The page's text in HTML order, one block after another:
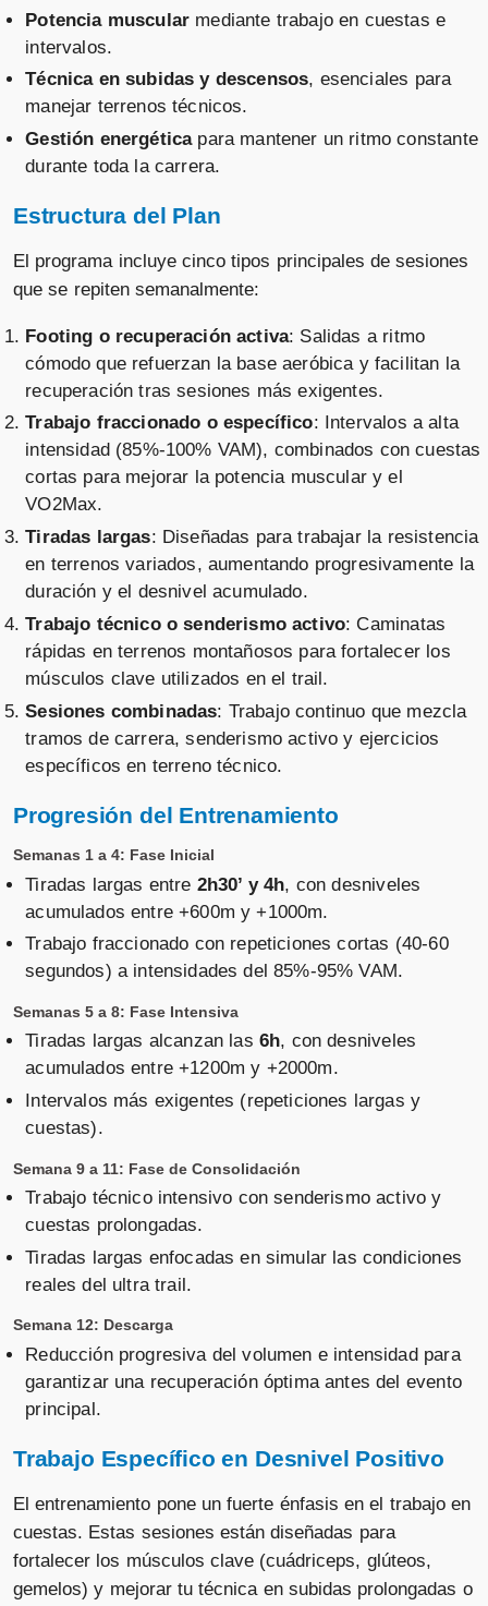
Potencia muscular mediante trabajo en cuestas e
intervalos.
Técnica en subidas y descensos, esenciales para
manejar terrenos técnicos.
Gestión energéticapara mantener un ritmo constante
durante toda la carrera.
Estructura del Plan
El programa incluye cinco tipos principales de sesiones
que se repiten semanalmente:
Footing o recuperación activa: Salidas a ritmo
cómodo que refuerzan la base aeróbica y facilitan la
recuperación tras sesiones más exigentes.
Trabajo fraccionado o específico: Intervalos a alta
intensidad (85%-100% VAM), combinados con cuestas
cortas para mejorar la potencia muscular y el
VO2Max.
Tiradas largas: Diseñadas para trabajar la resistencia
en terrenos variados, aumentando progresivamente la
duración y el desnivel acumulado.
Trabajo técnico o senderismo activo: Caminatas
rápidas en terrenos montañosos para fortalecer los
músculos clave utilizados en el trail.
Sesiones combinadas: Trabajo continuo que mezcla
tramos de carrera, senderismo activo y ejercicios
específicos en terreno técnico.
Progresión del Entrenamiento
Semanas 1 a 4: Fase Inicial
Tiradas largas entre 2h30’ y 4h, con desniveles
acumulados entre +600m y +1000m.
Trabajo fraccionado con repeticiones cortas (40-60
segundos) a intensidades del 85%-95% VAM.
Semanas 5 a 8: Fase Intensiva
Tiradas largas alcanzan las 6h, con desniveles
acumulados entre +1200m y +2000m.
Intervalos más exigentes (repeticiones largas y
cuestas).
Semana 9 a 11: Fase de Consolidación
Trabajo técnico intensivo con senderismo activo y
cuestas prolongadas.
Tiradas largas enfocadas en simular las condiciones
reales del ultra trail.
Semana 12: Descarga
Reducción progresiva del volumen e intensidad para
garantizar una recuperación óptima antes del evento
principal.
Trabajo Específico en Desnivel Positivo
El entrenamiento pone un fuerte énfasis en el trabajo en
cuestas. Estas sesiones están diseñadas para
fortalecer los músculos clave (cuádriceps, glúteos,
gemelos) y mejorar tu técnica en subidas prolongadas o